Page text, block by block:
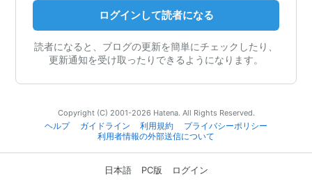
ログインして読者になる
読者になると、ブログの更新を簡単にチェックしたり、
更新通知を受け取ったりできるようになります。
Copyright (C) 2001-2026 Hatena. All Rights Reserved.
ヘルプ
ガイドライン 利用規約
プライバシーポリシー
利用者情報の外部送信について
日本語 PC版 ログイン